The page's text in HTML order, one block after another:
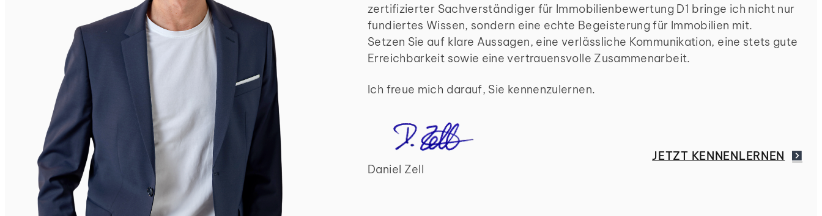
zertifizierter Sachverständiger für Immobilienbewertung D1 bringe ich nicht nur
fundiertes Wissen, sondern eine echte Begeisterung für Immobilien mit.
Setzen Sie auf klare Aussagen, eine verlässliche Kommunikation, eine stets gute
Erreichbarkeit sowie eine vertrauensvolle Zusammenarbeit.
Ich freue mich darauf, Sie kennenzulernen.
Daniel Zell
JETZT KENNENLERNEN